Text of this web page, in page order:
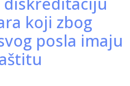
koji zbog
posla imaju